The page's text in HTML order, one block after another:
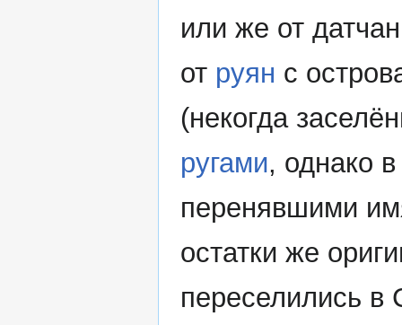
или же от
от руян с
(некогда
ругами, однако
перенявшими
остатки же
переселились